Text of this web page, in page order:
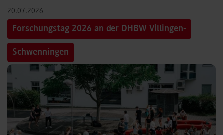
20.07.2026
Forschungstag 2026 an der DHBW Villingen-
Schwenningen